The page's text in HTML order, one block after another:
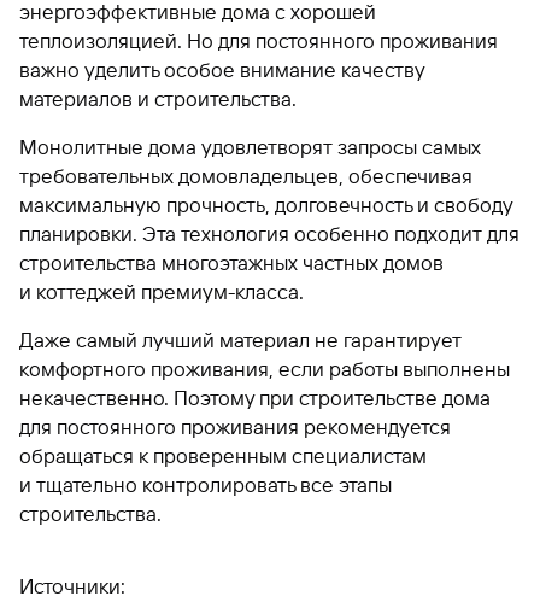
энергоэффективные дома с хорошей
теплоизоляцией. Но для постоянного проживания
важно уделить особое внимание качеству
материалов и строительства.
Монолитные дома удовлетворят запросы самых
требовательных домовладельцев, обеспечивая
максимальную прочность, долговечность и свободу
планировки. Эта технология особенно подходит для
строительства многоэтажных частных домов
и коттеджей премиум-класса.
Даже самый лучший материал не гарантирует
комфортного проживания, если работы выполнены
некачественно. Поэтому при строительстве дома
для постоянного проживания рекомендуется
обращаться к проверенным специалистам
и тщательно контролировать все этапы
строительства.
Источники: